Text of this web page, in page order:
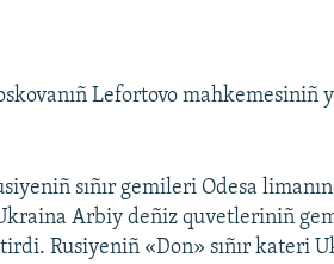
Lefortovo mahkemesiniñ
sıñır gemileri Odesa
Arbiy deñiz quvetleriniñ
Rusiyeniñ «Don» sıñır kateri